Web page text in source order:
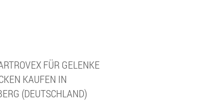
FÜR GELENKE
KAUFEN IN
(DEUTSCHLAND)